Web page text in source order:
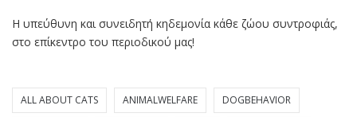
Η υπεύθυνη και συνειδητή κηδεμονία κάθε ζώου συντροφιάς,
στο επίκεντρο του περιοδικού μας!
ALL ABOUT CATS ANIMALWELFARE DOGBEHAVIOR